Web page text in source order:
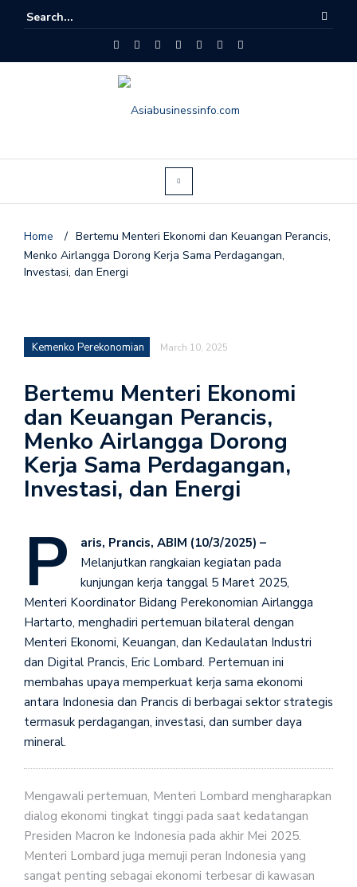
Home / Bertemu Menteri Ekonomi dan Keuangan Perancis,
Menko Airlangga Dorong Kerja Sama Perdagangan,
Investasi, dan Energi
Kemenko Perekonomian March 10, 2025
Bertemu Menteri Ekonomi
dan Keuangan Perancis,
Menko Airlangga Dorong
Kerja Sama Perdagangan,
Investasi, dan Energi
P
aris, Prancis, ABIM (10/3/2025) –
Melanjutkan rangkaian kegiatan pada
kunjungan kerja tanggal 5 Maret 2025,
Menteri Koordinator Bidang Perekonomian Airlangga
Hartarto, menghadiri pertemuan bilateral dengan
Menteri Ekonomi, Keuangan, dan Kedaulatan Industri
dan Digital Prancis, Eric Lombard. Pertemuan ini
membahas upaya memperkuat kerja sama ekonomi
antara Indonesia dan Prancis di berbagai sektor strategis
termasuk perdagangan, investasi, dan sumber daya
mineral.
Mengawali pertemuan, Menteri Lombard mengharapkan
dialog ekonomi tingkat tinggi pada saat kedatangan
Presiden Macron ke Indonesia pada akhir Mei 2025.
Menteri Lombard juga memuji peran Indonesia yang
sangat penting sebagai ekonomi terbesar di kawasan